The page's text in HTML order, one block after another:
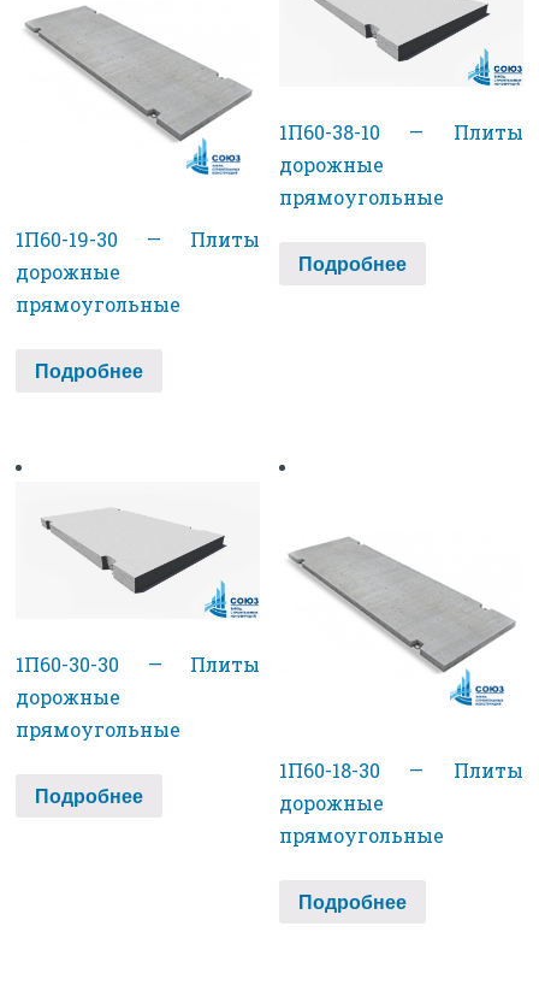
1П60-19-30 — Плиты
дорожные
прямоугольные
Подробнее
1П60-38-10 — Плиты
дорожные
прямоугольные
Подробнее
1П60-30-30 — Плиты
дорожные
прямоугольные
Подробнее
1П60-18-30 — Плиты
дорожные
прямоугольные
Подробнее